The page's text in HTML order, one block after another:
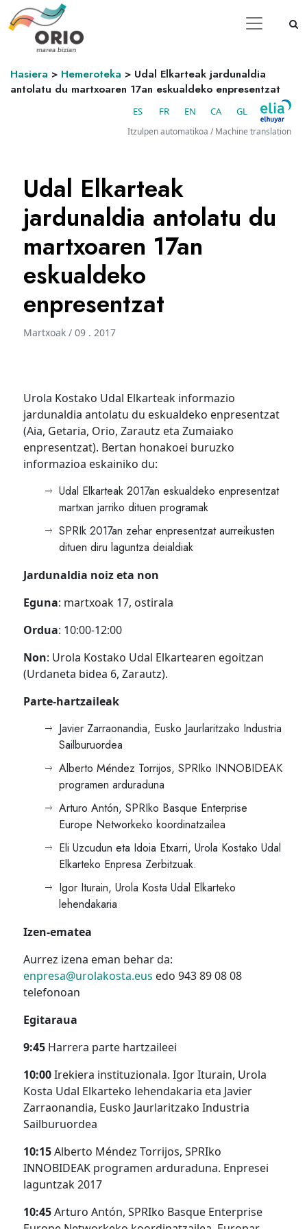
Hasiera > Hemeroteka > Udal Elkarteak jardunaldia
antolatu du martxoaren 17an eskualdeko enpresentzat
ES FR EN CA GL
Itzulpen automatikoa / Machine translation
Udal Elkarteak
jardunaldia antolatu du
martxoaren 17an
eskualdeko
enpresentzat
Martxoak / 09 . 2017
Urola Kostako Udal Elkarteak informazio
jardunaldia antolatu du eskualdeko enpresentzat
(Aia, Getaria, Orio, Zarautz eta Zumaiako
enpresentzat). Bertan honakoei buruzko
informazioa eskainiko du:
Udal Elkarteak 2017an eskualdeko enpresentzat
martxan jarriko dituen programak
SPRIk 2017an zehar enpresentzat aurreikusten
dituen diru laguntza deialdiak
Jardunaldia noiz eta non
Eguna: martxoak 17, ostirala
Ordua: 10:00-12:00
Non: Urola Kostako Udal Elkartearen egoitzan
(Urdaneta bidea 6, Zarautz).
Parte-hartzaileak
Javier Zarraonandia, Eusko Jaurlaritzako Industria
Sailburuordea
Alberto Méndez Torrijos, SPRIko INNOBIDEAK
programen arduraduna
Arturo Antón, SPRIko Basque Enterprise
Europe Networkeko koordinatzailea
Eli Uzcudun eta Idoia Etxarri, Urola Kostako Udal
Elkarteko Enpresa Zerbitzuak.
Igor Iturain, Urola Kosta Udal Elkarteko
lehendakaria
Izen-ematea
Aurrez izena eman behar da:
enpresa@urolakosta.eus edo 943 89 08 08
telefonoan
Egitaraua
9:45 Harrera parte hartzaileei
10:00Irekiera instituzionala. Igor Iturain, Urola
Kosta Udal Elkarteko lehendakaria eta Javier
Zarraonandia, Eusko Jaurlaritzako Industria
Sailburuordea
10:15Alberto Méndez Torrijos, SPRIko
INNOBIDEAK programen arduraduna. Enpresei
laguntzak 2017
10:45Arturo Antón, SPRIko Basque Enterprise